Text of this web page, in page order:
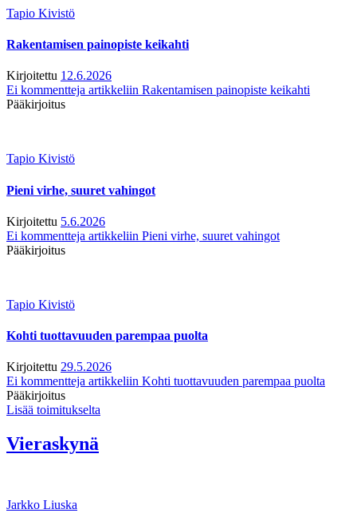
Tapio Kivistö
Rakentamisen painopiste keikahti
Kirjoitettu 12.6.2026
Ei kommentteja artikkeliin Rakentamisen painopiste keikahti
Pääkirjoitus
Tapio Kivistö
Pieni virhe, suuret vahingot
Kirjoitettu 5.6.2026
Ei kommentteja artikkeliin Pieni virhe, suuret vahingot
Pääkirjoitus
Tapio Kivistö
Kohti tuottavuuden parempaa puolta
Kirjoitettu 29.5.2026
Ei kommentteja artikkeliin Kohti tuottavuuden parempaa puolta
Pääkirjoitus
Lisää toimitukselta
Vieraskynä
Jarkko Liuska